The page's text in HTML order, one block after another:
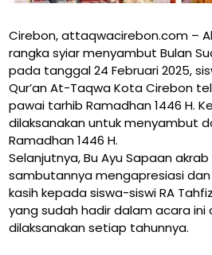
Cirebon, attaqwacirebon.com –
rangka syiar menyambut Bulan
pada tanggal 24 Februari 2025,
Qur’an At-Taqwa Kota Cirebon
pawai tarhib Ramadhan 1446 H.
dilaksanakan untuk menyambut
Ramadhan 1446 H.
Selanjutnya, Bu Ayu Sapaan
sambutannya mengapresiasi
kasih kepada siswa-siswi RA
yang sudah hadir dalam acara ini
dilaksanakan setiap tahunnya.